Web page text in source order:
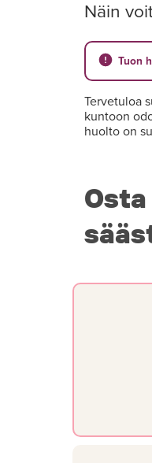
Näin
Tuon
Tervetuloa
kuntoon
huolto on